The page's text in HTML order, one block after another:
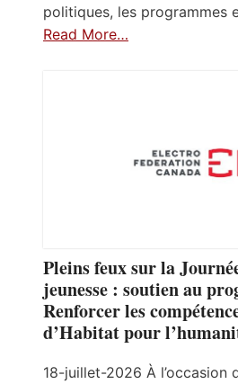
politiques, les programmes
Read More…
Pleins feux sur la
jeunesse : soutien au
Renforcer les
d’Habitat pour
18-juillet-2026 À l’occasion